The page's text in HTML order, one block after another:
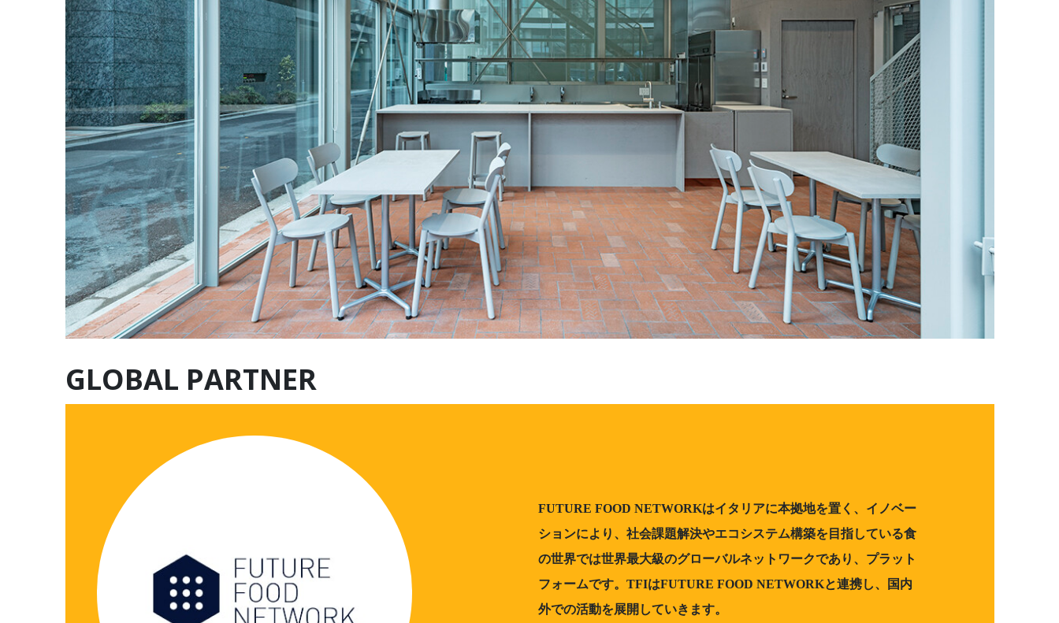
GLOBAL PARTNER
FUTURE FOOD NETWORKはイタリアに本拠地を置く、イノベー
ションにより、社会課題解決やエコシステム構築を目指している食
の世界では世界最大級のグローバルネットワークであり、プラット
フォームです。TFIはFUTURE FOOD NETWORKと連携し、国内
外での活動を展開していきます。